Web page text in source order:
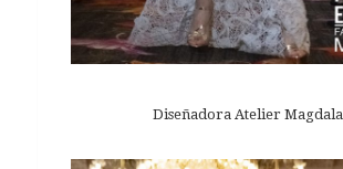
Diseñadora Atelier Magdala